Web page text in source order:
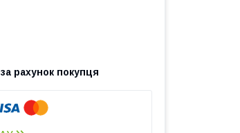
за рахунок покупця